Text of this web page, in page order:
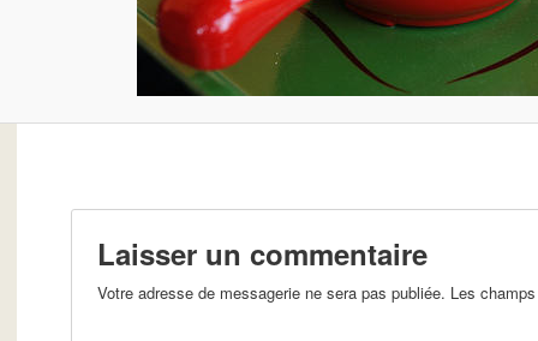
Laisser un commentaire
Votre adresse de messagerie ne sera pas publiée. Les